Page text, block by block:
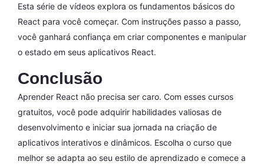
Esta série de vídeos explora os fundamentos básicos do
React para você começar. Com instruções passo a passo,
você ganhará confiança em criar componentes e manipular
o estado em seus aplicativos React.
Conclusão
Aprender React não precisa ser caro. Com esses cursos
gratuitos, você pode adquirir habilidades valiosas de
desenvolvimento e iniciar sua jornada na criação de
aplicativos interativos e dinâmicos. Escolha o curso que
melhor se adapta ao seu estilo de aprendizado e comece a